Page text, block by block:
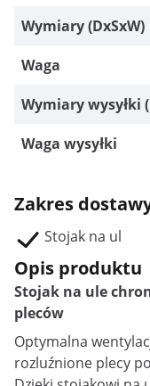
Wymiary (DxSxW)
Waga
Wymiary wysyłki
Waga wysyłki
Zakres
Stojak na ul
Opis produktu
Stojak na ule
pleców
Optymalna
rozluźnione plecy